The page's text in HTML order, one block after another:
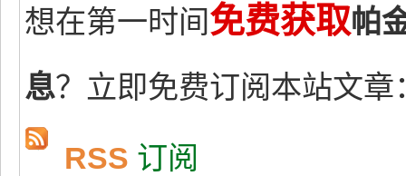
想在第一时间免费获取帕
息？立即免费订阅本站文章
RSS 订阅